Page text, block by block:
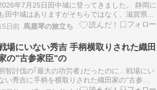
年7月25日田中城に登ってきました。 静岡に
田中城はありますがそちらではなく、滋賀県の
中城です。 場所はこんなトコ。 田中城は1570
年元亀元年、織田信長は越前の朝倉義景を討つた
に逗留したと信長公記に記されているそうです
。 この軍勢には後の豊臣秀吉、徳川家康も参
…
日前 馬鹿琴の旅立ち
場にいない秀吉 手柄横取りされた織田
の"古参家臣"の
智討伐の｢最大の功労者｣だったのに…戦場にい
い秀吉に手柄を横取りされた織田家の"古参家